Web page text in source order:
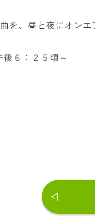
を、昼と夜にオンエ
６：２５頃～